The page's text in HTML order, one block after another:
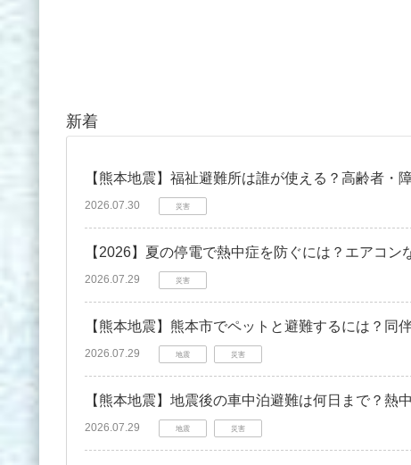
新着
【熊本地震】福祉避難所は誰が使える？高齢者
2026.07.30 災害
【2026】夏の停電で熱中症を防ぐには？エアコン
2026.07.29 災害
【熊本地震】熊本市でペットと避難するには？同
2026.07.29 地震 災害
【熊本地震】地震後の車中泊避難は何日まで？熱
2026.07.29 地震 災害